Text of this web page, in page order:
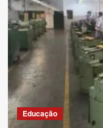
Educação